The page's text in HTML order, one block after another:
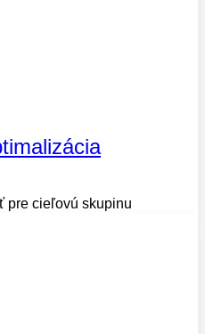
pre cieľovú skupinu